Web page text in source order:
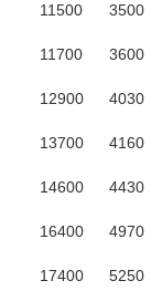
11500 3500
11700 3600
12900 4030
13700 4160
14600 4430
16400 4970
17400 5250